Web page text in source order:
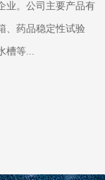
业。公司主要产品有
、药品稳定性试验
槽等...